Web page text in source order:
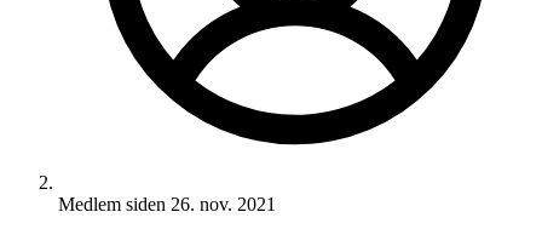
Medlem siden 26. nov. 2021